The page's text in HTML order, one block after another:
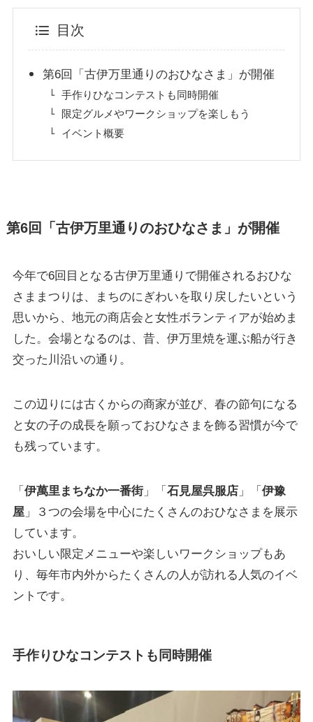
目次
第6回「古伊万里通りのおひなさま」が開催
手作りひなコンテストも同時開催
限定グルメやワークショップを楽しもう
イベント概要
第6回「古伊万里通りのおひなさま」が開催
今年で6回目となる古伊万里通りで開催されるおひな
さままつりは、まちのにぎわいを取り戻したいという
思いから、地元の商店会と女性ボランティアが始めま
した。会場となるのは、昔、伊万里焼を運ぶ船が行き
交った川沿いの通り。
この辺りには古くからの商家が並び、春の節句になる
と女の子の成長を願っておひなさまを飾る習慣が今で
も残っています。
「 伊萬里まちなか一番街」「 石見屋呉服店」「 伊豫
屋」３つの会場を中心にたくさんのおひなさまを展示
しています。
おいしい限定メニューや楽しいワークショップもあ
り、毎年市内外からたくさんの人が訪れる人気のイベ
ントです。
手作りひなコンテストも同時開催